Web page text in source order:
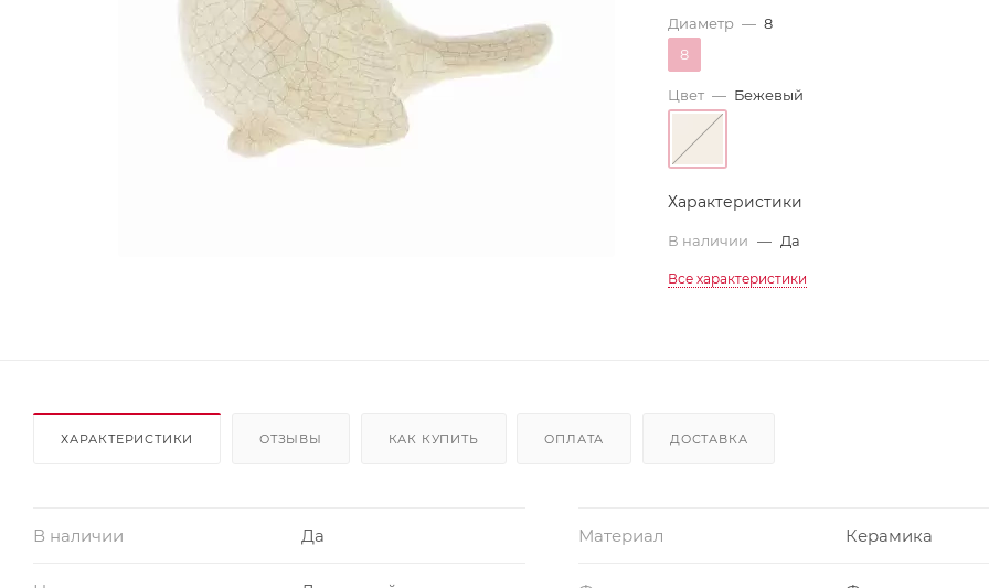
Диаметр — 8
8
Цвет — Бежевый
Характеристики
В наличии — Да
Все характеристики
ХАРАКТЕРИСТИКИ ОТЗЫВЫ КАК КУПИТЬ ОПЛАТА ДОСТАВКА
В наличии Да Материал Керамика